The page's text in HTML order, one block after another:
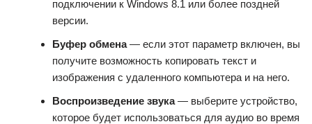
подключении к Windows 8.1 или более поздней
версии.
Буфер обмена— если этот параметр включен, вы
получите возможность копировать текст и
изображения с удаленного компьютера и на него.
Воспроизведение звука— выберите устройство,
которое будет использоваться для аудио во время